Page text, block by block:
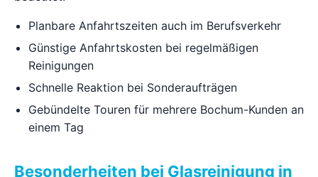
Planbare Anfahrtszeiten auch im Berufsverkehr
Günstige Anfahrtskosten bei regelmäßigen
Reinigungen
Schnelle Reaktion bei Sonderaufträgen
Gebündelte Touren für mehrere Bochum-Kunden an
einem Tag
Besonderheiten bei Glasreinigung in